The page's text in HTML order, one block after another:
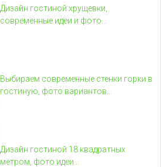
Дизайн гостиной хрущевки,
современные идеи и фото...
Выбираем современные стенки горки в
гостиную, фото вариантов...
Дизайн гостиной 18 квадратных
метром, фото идеи...